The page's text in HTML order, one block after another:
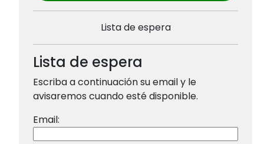
Lista de espera
Lista de espera
Escriba a continuación su email y le
avisaremos cuando esté disponible.
Email: